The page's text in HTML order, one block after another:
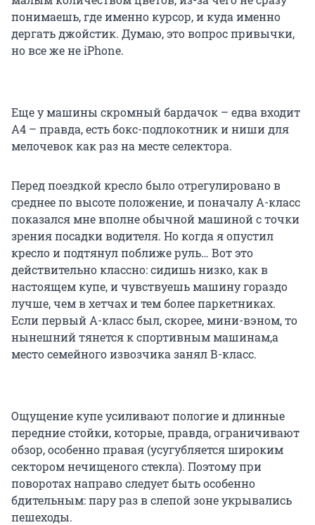
понимаешь, где именно курсор, и куда именно
дергать джойстик. Думаю, это вопрос привычки,
но все же не iPhone.
Еще у машины скромный бардачок – едва входит
А4 – правда, есть бокс-подлокотник и ниши для
мелочевок как раз на месте селектора.
Перед поездкой кресло было отрегулировано в
среднее по высоте положение, и поначалу А-класс
показался мне вполне обычной машиной с точки
зрения посадки водителя. Но когда я опустил
кресло и подтянул поближе руль… Вот это
действительно классно: сидишь низко, как в
настоящем купе, и чувствуешь машину гораздо
лучше, чем в хетчах и тем более паркетниках.
Если первый А-класс был, скорее, мини-вэном, то
нынешний тянется к спортивным машинам,а
место семейного извозчика занял В-класс.
Ощущение купе усиливают пологие и длинные
передние стойки, которые, правда, ограничивают
обзор, особенно правая (усугубляется широким
сектором нечищеного стекла). Поэтому при
поворотах направо следует быть особенно
бдительным: пару раз в слепой зоне укрывались
пешеходы.